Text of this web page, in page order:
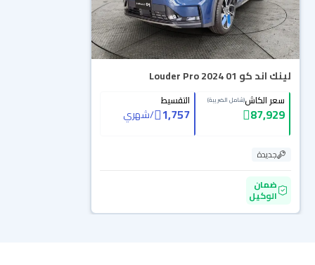
لينك اند كو 01 Louder Pro 2024
سعر الكاش(شامل الضريبة)
87,929
التقسيط
1,757
/شهري
جديدة
ضمان
الوكيل